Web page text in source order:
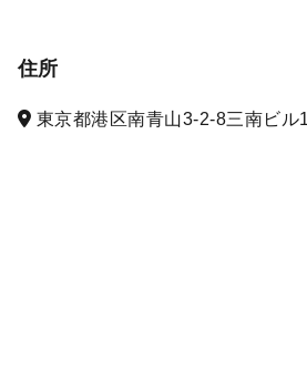
住所
東京都港区南青山3-2-8三南ビル